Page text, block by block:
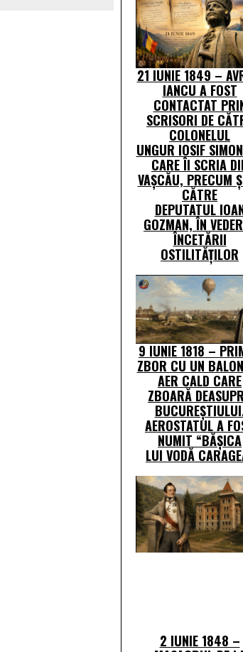
21 IUNIE 1849 –
IANCU A FOST
CONTACTAT
SCRISORI DE
COLONELUL
UNGUR IOSIF
CARE ÎI SCRIA
VAȘCĂU, PRECUM
CĂTRE
DEPUTATUL
GOZMAN, ÎN
ÎNCETĂRII
OSTILITĂȚILOR
9 IUNIE 1818 –
ZBOR CU UN
AER CALD CARE
ZBOARĂ
AEROSTATUL A
NUMIT “BĂȘICA
LUI VODĂ
2 IUNIE 1848 –